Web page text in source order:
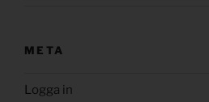
META
Logga in